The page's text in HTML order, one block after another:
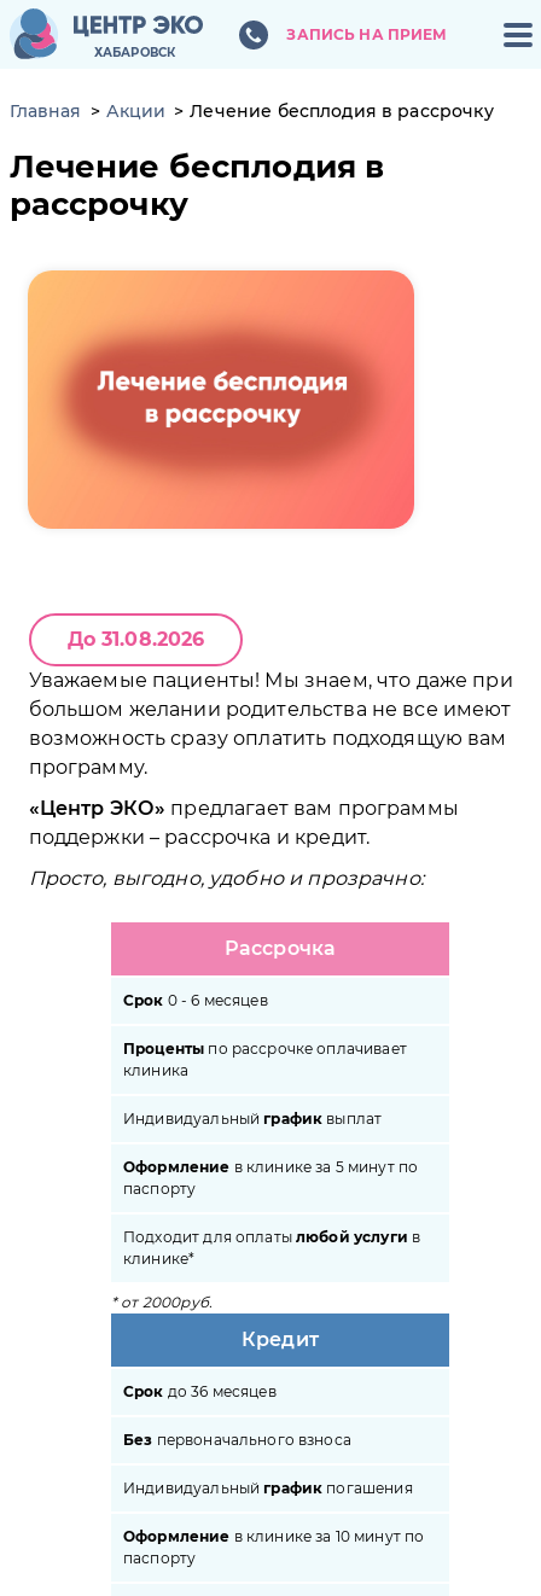
ХАБАРОВСК
ЗАПИСЬ НА ПРИЕМ
ХАБАРОВСК
ЗАПИСЬ НА ПРИЕМ
Главная Акции Лечение бесплодия в рассрочку
Лечение бесплодия в
рассрочку
До 31.08.2026
Уважаемые пациенты! Мы знаем, что даже при
большом желании родительства не все имеют
возможность сразу оплатить подходящую вам
программу.
Центр ЭКО
предлагает вам программы
поддержки – рассрочка и кредит.
Просто, выгодно, удобно и прозрачно:
Рассрочка
Срок 0 - 6 месяцев
Проценты по рассрочке оплачивает
клиника
Индивидуальныйграфик выплат
Оформление в клинике за 5 минут по
паспорту
Подходит для оплаты любой услуги в
клинике*
* от 2000руб.
Кредит
Срок до 36 месяцев
Без первоначального взноса
Индивидуальныйграфик погашения
Оформление в клинике за 10 минут по
паспорту